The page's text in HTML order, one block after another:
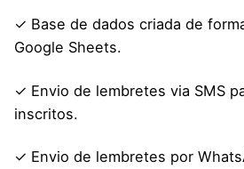
✓ Base de dados criada de
Google Sheets.
✓ Envio de lembretes via SMS
inscritos.
✓ Envio de lembretes por